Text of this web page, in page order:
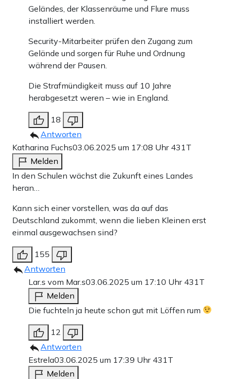
Geländes, der Klassenräume und Flure muss
installiert werden.
Security-Mitarbeiter prüfen den Zugang zum
Gelände und sorgen für Ruhe und Ordnung
während der Pausen.
Die Strafmündigkeit muss auf 10 Jahre
herabgesetzt weren – wie in England.
18
Antworten
Katharina Fuchs03.06.2025 um 17:08 Uhr 431T
Melden
In den Schulen wächst die Zukunft eines Landes
heran…
Kann sich einer vorstellen, was da auf das
Deutschland zukommt, wenn die lieben Kleinen erst
einmal ausgewachsen sind?
155
Antworten
Lar.s vom Mar.s03.06.2025 um 17:10 Uhr 431T
Melden
Die fuchteln ja heute schon gut mit Löffen rum
12
Antworten
Estrela03.06.2025 um 17:39 Uhr 431T
Melden